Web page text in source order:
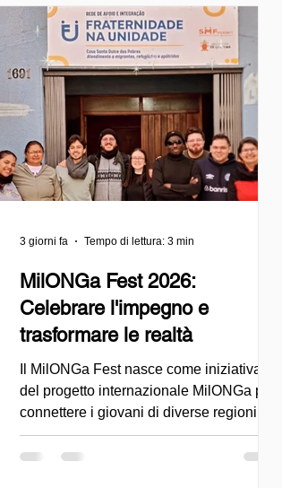
MilONGa Fest 2026:
Celebrare l'impegno e
trasformare le realtà
Il MilONGa Fest nasce come iniziativa
del progetto internazionale MilONGa per
connettere i giovani di diverse regioni
con le organizzazioni della società civile,
promuovendo il volontariato, la fraternità
3 giorni fa Tempo di lettura: 3 min